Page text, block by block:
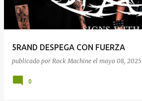
5RAND DESPEGA CON FUERZA
publicado por Rock Machine el mayo 08, 2025
0